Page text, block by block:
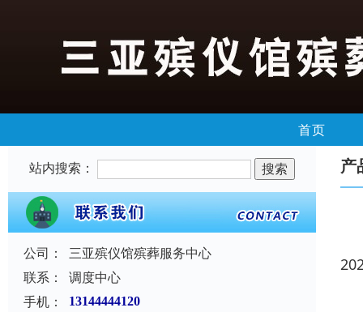
首页
站内搜索：
公司：
三亚殡仪馆殡葬服务中心
联系：
调度中心
手机：
13144444120
产